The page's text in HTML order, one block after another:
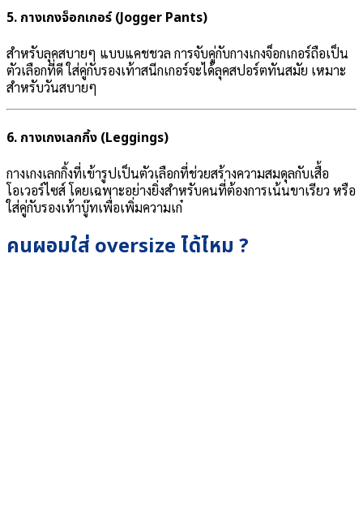
5. กางเกงจ็อกเกอร์ (Jogger Pants)
สำหรับลุคสบายๆ แบบแคชชวล การจับคู่กับกางเกงจ็อกเกอร์ถือเป็น
ตัวเลือกที่ดี ใส่คู่กับรองเท้าสนีกเกอร์จะได้ลุคสปอร์ตทันสมัย เหมาะ
สำหรับวันสบายๆ
6. กางเกงเลกกิ้ง (Leggings)
กางเกงเลกกิ้งที่เข้ารูปเป็นตัวเลือกที่ช่วยสร้างความสมดุลกับเสื้อ
โอเวอร์ไซส์ โดยเฉพาะอย่างยิ่งสำหรับคนที่ต้องการเน้นขาเรียว หรือ
ใส่คู่กับรองเท้าบู๊ทเพื่อเพิ่มความเก๋
คนผอมใส่ oversize ได้ไหม ?